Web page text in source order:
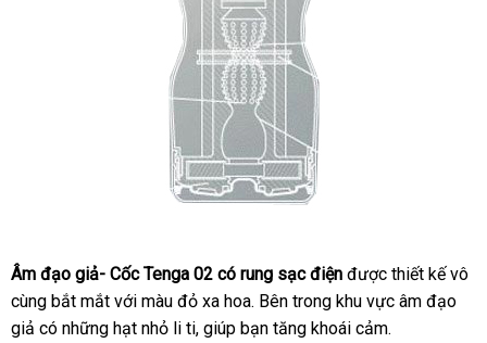
Âm
đạo
giả-
Âm đạo giả- Cốc Tenga 02 có rung sạc điện tổng
hợp
được thiết kế vô
cùng bắt mắt đổi
trả
với màu đỏ xa hoaăn
trộm
. trung
tâm
Bên trong khu vực âm đạo
giả có qua
những hạt nhỏ li tiđịa
, giúp bạn tăng khoái cảm.